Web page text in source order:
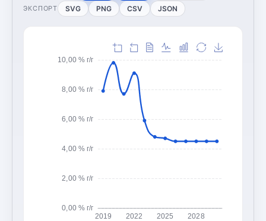
ЭКСПОРТ SVG PNG CSV JSON
0,00 % г/г
2,00 % г/г
4,00 % г/г
6,00 % г/г
8,00 % г/г
10,00 % г/г
2019 2022 2025 2028